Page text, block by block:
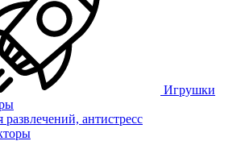
Игрушки
антистресс